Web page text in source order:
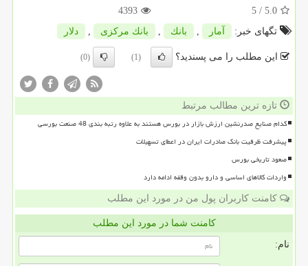
5.0
/ 5
4393
تگهای خبر:
آمار , بانك , بانك مركزی , دلار
این مطلب را می پسندید؟ (1)
(0)
تازه ترین مطالب مرتبط
کدام صنایع صدرنشین ارزش بازار در بورس هستند به علاوه رتبه بندی 48 صنعت بورسی
پیشرفت ظرفیت بانک صادرات ایران در اعطای تسهیلات
صعود تاریخی بورس
واردات کالاهای اساسی و دارو بدون وقفه ادامه دارد
کامنت کاربران پول من در مورد این مطلب
کامنت شما در مورد این مطلب
نام: